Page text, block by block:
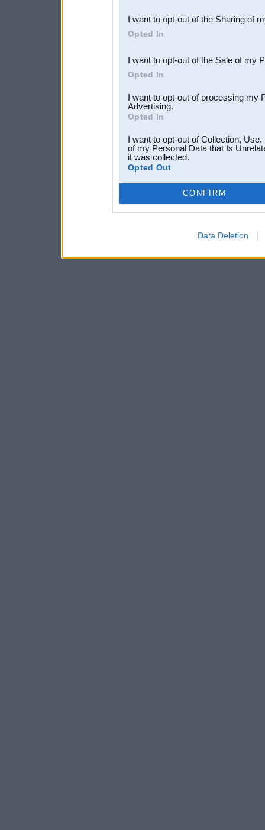
Downstream Participants
third parties.
I want to opt-out of the Sharing of
Opted In
I want to opt-out of the Sale of my
Opted In
I want to opt-out of processing my
Advertising.
Opted In
I want to opt-out of Collection,
of my Personal Data that Is
it was collected.
Opted Out
CONFIRM
Data Deletion